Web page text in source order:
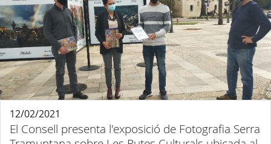
El Consell presenta l'exposició de Fotografia Serra
12/02/2021